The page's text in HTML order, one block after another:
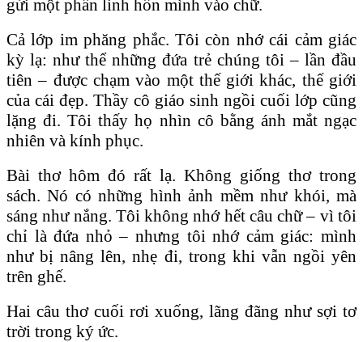
gửi một phần linh hồn mình vào chữ.
Cả lớp im phăng phắc. Tôi còn nhớ cái cảm giác
kỳ lạ: như thể những đứa trẻ chúng tôi – lần đầu
tiên – được chạm vào một thế giới khác, thế giới
của cái đẹp. Thầy cô giáo sinh ngồi cuối lớp cũng
lặng đi. Tôi thấy họ nhìn cô bằng ánh mắt ngạc
nhiên và kính phục.
Bài thơ hôm đó rất lạ. Không giống thơ trong
sách. Nó có những hình ảnh mềm như khói, mà
sáng như nắng. Tôi không nhớ hết câu chữ – vì tôi
chỉ là đứa nhỏ – nhưng tôi nhớ cảm giác: mình
như bị nâng lên, nhẹ đi, trong khi vẫn ngồi yên
trên ghế.
Hai câu thơ cuối rơi xuống, lãng đãng như sợi tơ
trời trong ký ức.